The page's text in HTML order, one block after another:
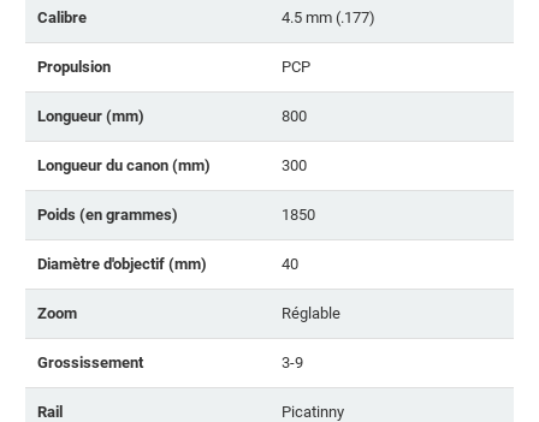
Calibre 4.5 mm (.177)
Propulsion PCP
Longueur (mm) 800
Longueur du canon (mm) 300
Poids (en grammes) 1850
Diamètre d'objectif (mm) 40
Zoom Réglable
Grossissement 3-9
Rail Picatinny